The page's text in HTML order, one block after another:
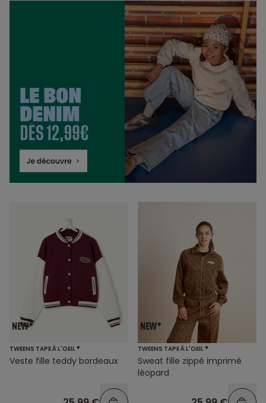
TWEENS TAPE À L'OEIL ®
Veste fille teddy bordeaux
TWEENS TAPE À L'OEIL ®
Sweat fille zippé imprimé
léopard